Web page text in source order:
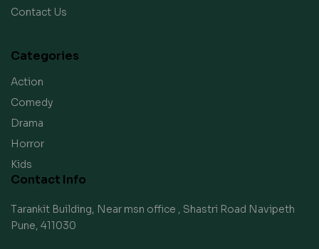
Contact Us
Categories
Action
Comedy
Drama
Horror
Kids
Contact Info
Tarankit Building, Near msn office , Shastri Road Navipeth
Pune, 411030